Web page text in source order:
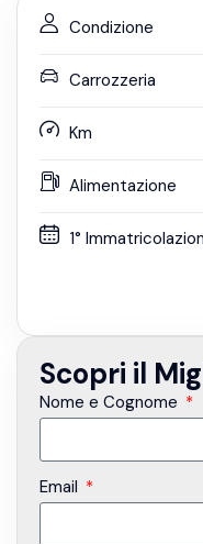
Condizione
Carrozzeria
Km
Alimentazione
1°
Scopri il
Nome e Cognome
Email